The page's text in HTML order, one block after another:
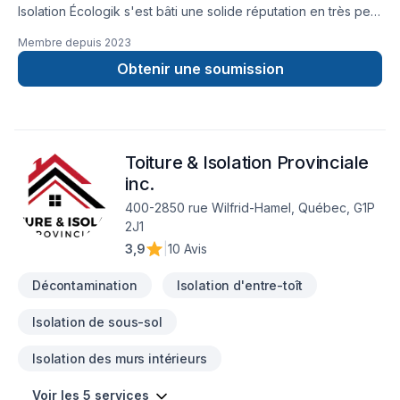
Isolation Écologik s'est bâti une solide réputation en très peu
clentèle est constituée autant d'entrepreneurs en
construction que de particuliers. L'entreprise offre une
variété de services incluant la pose de la mousse de
de solution tout aussi perfomantes qu'abordable. Isolation
Écologik est en mesure de répondre rapidement à toute
demande et de couvrir efficacement le territoire du grand
Québec.
Membre depuis 2023
Obtenir une soumission
Toiture & Isolation Provinciale
inc.
400-2850 rue Wilfrid-Hamel, Québec, G1P
2J1
3,9
10 Avis
Décontamination Isolation d'entre-toît
Isolation de sous-sol
Isolation des murs intérieurs
Voir les 5 services